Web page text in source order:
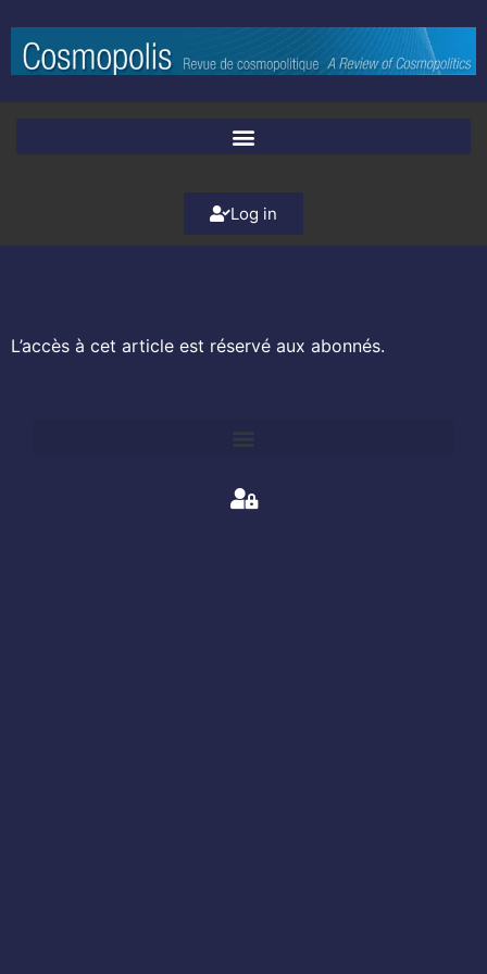
Log in
L’accès à cet article est réservé aux abonnés.